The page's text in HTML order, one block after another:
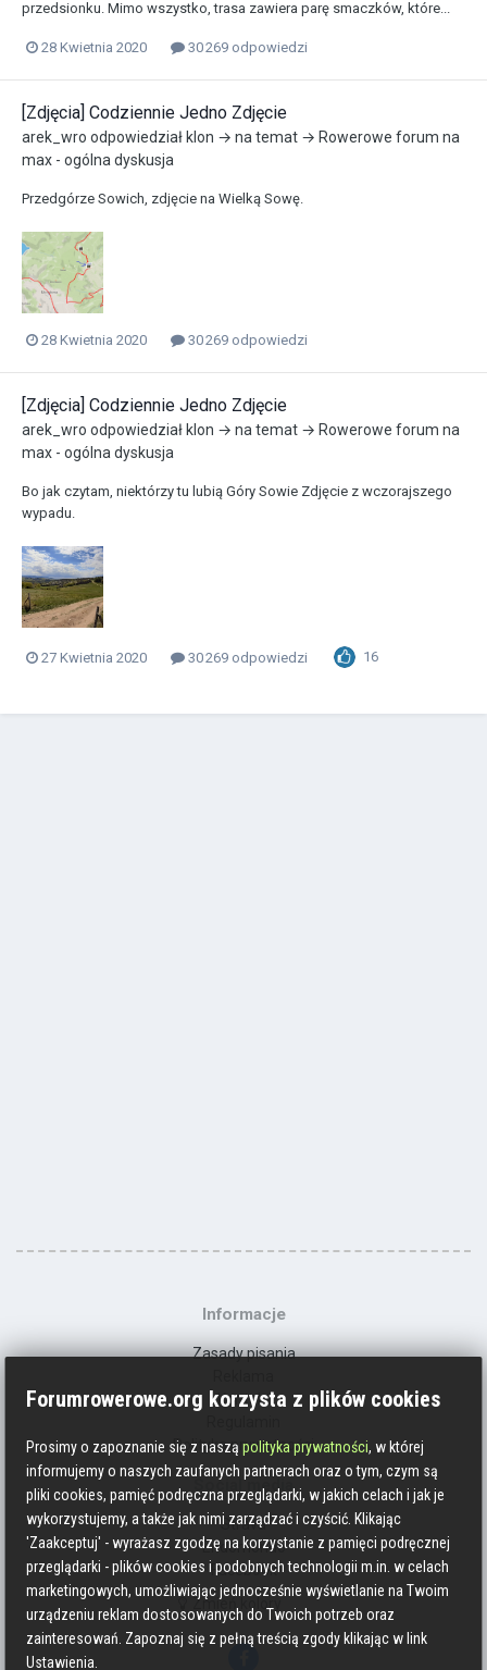
przedsionku. Mimo wszystko, trasa zawiera parę smaczków, które...
28 Kwietnia 2020 30 269 odpowiedzi
[Zdjęcia] Codziennie Jedno Zdjęcie
arek_wro odpowiedział klon → na temat → Rowerowe forum na
max - ogólna dyskusja
Przedgórze Sowich, zdjęcie na Wielką Sowę.
28 Kwietnia 2020 30 269 odpowiedzi
[Zdjęcia] Codziennie Jedno Zdjęcie
arek_wro odpowiedział klon → na temat → Rowerowe forum na
max - ogólna dyskusja
Bo jak czytam, niektórzy tu lubią Góry Sowie Zdjęcie z wczorajszego
wypadu.
27 Kwietnia 2020 30 269 odpowiedzi 16
Informacje
Zasady pisania
Kontakt
Polityka prywatności
Social media
Strava
Endomondo
Facebook
Zmień kolory
Forumrowerowe.org korzysta z plików cookies
Prosimy o zapoznanie się z nasząpolityka prywatności, w której
informujemy o naszych zaufanych partnerach oraz o tym, czym są
pliki cookies, pamięć podręczna przeglądarki, w jakich celach i jak je
wykorzystujemy, a także jak nimi zarządzać i czyścić. Klikając
'Zaakceptuj' - wyrażasz zgodzę na korzystanie z pamięci podręcznej
przeglądarki - plików cookies i podobnych technologii m.in. w celach
marketingowych, umożliwiając jednocześnie wyświetlanie na Twoim
urządzeniu reklam dostosowanych do Twoich potrzeb oraz
zainteresowań. Zapoznaj się z pełną treścią zgody klikając w link
Ustawienia.